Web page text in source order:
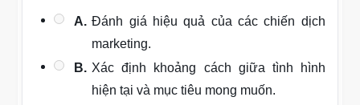
A. Đánh giá hiệu quả của các chiến dịch
marketing.
B. Xác định khoảng cách giữa tình hình
hiện tại và mục tiêu mong muốn.